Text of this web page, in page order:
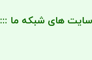
های شبکه ما :::